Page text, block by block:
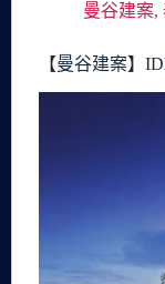
曼谷建案,
【曼谷建案】